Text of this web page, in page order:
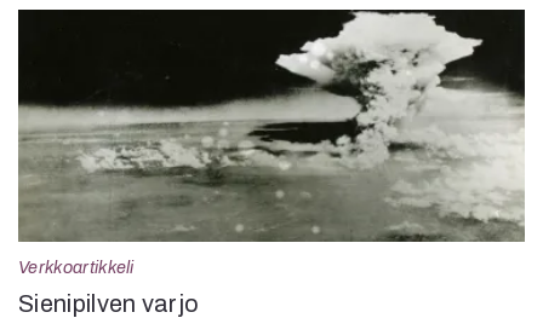
Verkkoartikkeli
Sienipilven varjo